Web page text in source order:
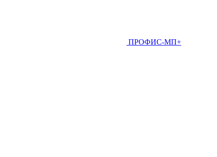
ПРОФИС-МП+